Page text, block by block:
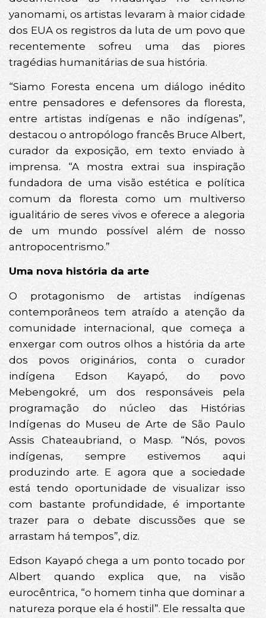
yanomami, os artistas levaram à maior cidade
dos EUA os registros da luta de um povo que
recentemente sofreu uma das piores
tragédias humanitárias de sua história.
“Siamo Foresta encena um diálogo inédito
entre pensadores e defensores da floresta,
entre artistas indígenas e não indígenas”,
destacou o antropólogo francês Bruce Albert,
curador da exposição, em texto enviado à
imprensa. “A mostra extrai sua inspiração
fundadora de uma visão estética e política
comum da floresta como um multiverso
igualitário de seres vivos e oferece a alegoria
de um mundo possível além de nosso
antropocentrismo.”
Uma nova história da arte
O protagonismo de artistas indígenas
contemporâneos tem atraído a atenção da
comunidade internacional, que começa a
enxergar com outros olhos a história da arte
dos povos originários, conta o curador
indígena Edson Kayapó, do povo
Mebengokré, um dos responsáveis pela
programação do núcleo das Histórias
Indígenas do Museu de Arte de São Paulo
Assis Chateaubriand, o Masp. “Nós, povos
indígenas, sempre estivemos aqui
produzindo arte. E agora que a sociedade
está tendo oportunidade de visualizar isso
com bastante profundidade, é importante
trazer para o debate discussões que se
arrastam há tempos”, diz.
Edson Kayapó chega a um ponto tocado por
Albert quando explica que, na visão
eurocêntrica, “o homem tinha que dominar a
natureza porque ela é hostil”. Ele ressalta que